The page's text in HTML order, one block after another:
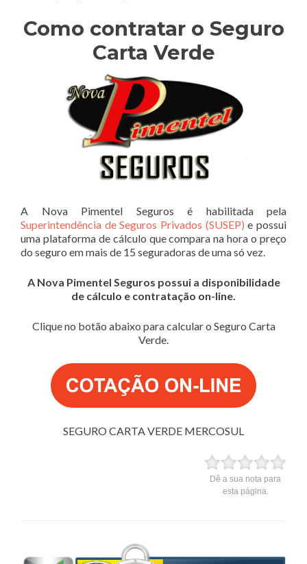
Como contratar o Seguro
Carta Verde
A Nova Pimentel Seguros é habilitada pela
Superintendência de Seguros Privados (SUSEP) e possui
uma plataforma de cálculo que compara na hora o preço
do seguro em mais de 15 seguradoras de uma só vez.
A Nova Pimentel Seguros possui a disponibilidade
de cálculo e contratação on-line.
Clique no botão abaixo para calcular o Seguro Carta
Verde.
SEGURO CARTA VERDE MERCOSUL
Dê a sua nota para
esta página.